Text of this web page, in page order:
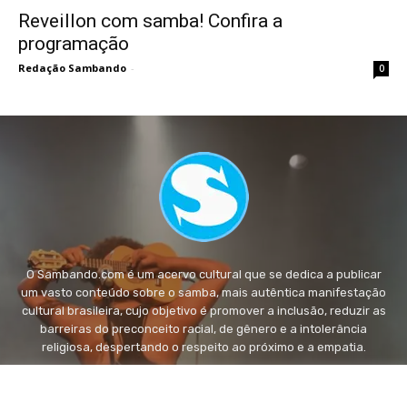
Reveillon com samba! Confira a
programação
Redação Sambando - 0
O Sambando.com é um acervo cultural que se dedica a publicar
um vasto conteúdo sobre o samba, mais autêntica manifestação
cultural brasileira, cujo objetivo é promover a inclusão, reduzir as
barreiras do preconceito racial, de gênero e a intolerância
religiosa, despertando o respeito ao próximo e a empatia.